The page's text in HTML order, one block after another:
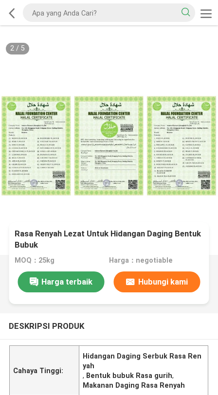
2/ 5
Rasa Renyah Lezat Untuk Hidangan Daging Bentuk
Bubuk
MOQ：25kg Harga：negotiable
Harga terbaik Hubungi kami
DESKRIPSI PRODUK
Cahaya Tinggi:
Hidangan Daging Serbuk Rasa Ren
yah
, Bentuk bubuk Rasa gurih,
Makanan Daging Rasa Renyah